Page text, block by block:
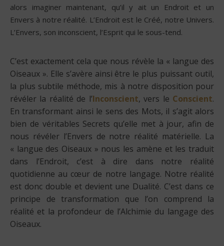
alors imaginer maintenant, qu’il y ait un Endroit et un
Envers à notre réalité. L’Endroit est le Créé, notre Univers.
L’Envers, son inconscient, l’Esprit qui le sous-tend.
C’est exactement cela que nous révèle la « langue des
Oiseaux ». Elle s’avère ainsi être le plus puissant outil,
la plus subtile méthode, mis à notre disposition pour
révéler la réalité de l’Inconscient, vers le Conscient.
En transformant ainsi le sens des Mots, il s’agit alors
bien de véritables Secrets qu’elle met à jour, afin de
nous révéler l’Envers de notre réalité matérielle. La
« langue des Oiseaux » nous les amène et les traduit
dans l’Endroit, c’est à dire dans notre réalité
quotidienne au cœur de notre langage. Notre réalité
est donc double et devient une Dualité. C’est dans ce
principe de transformation que l’on comprend la
réalité et la profondeur de l’Alchimie du langage des
Oiseaux.